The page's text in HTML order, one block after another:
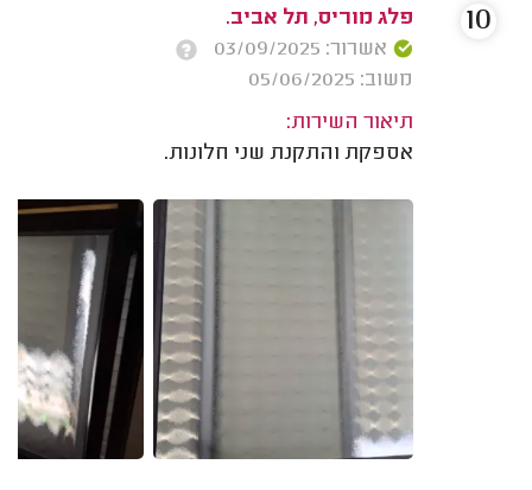
פלג מוריס, תל אביב.
אשרור: 03/09/2025
משוב: 05/06/2025
תיאור השירות:
אספקת והתקנת שני חלונות.
10